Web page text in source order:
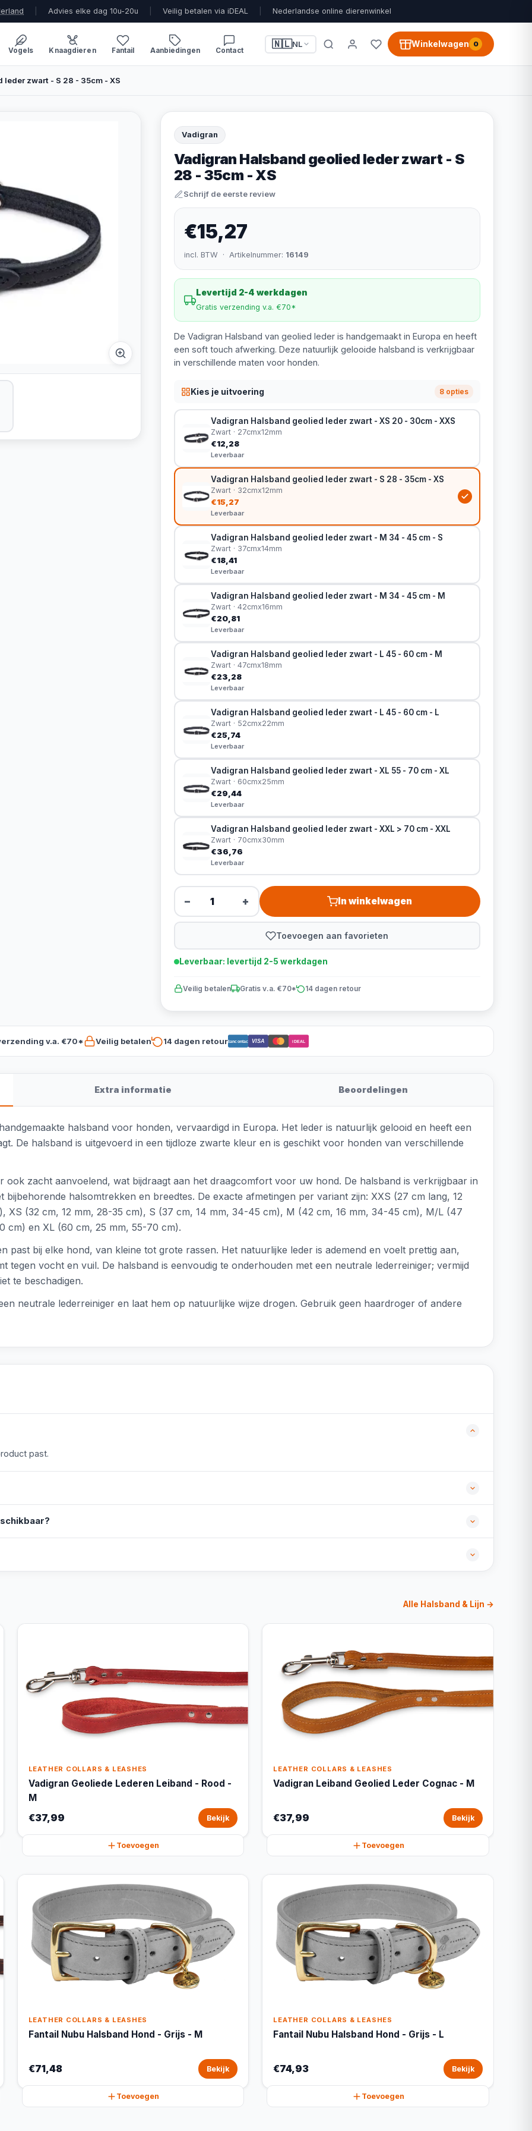
Advies elke dag 10u-20u Veilig betalen via iDEAL Nederlandse online dierenwinkel
Vogels Knaagdieren Fantail Aanbiedingen Contact
🇳🇱NL Winkelwagen 0
zwart - S 28 - 35cm - XS
Vadigran
Vadigran Halsband geolied leder zwart - S
28 - 35cm - XS
Schrijf de eerste review
€15,27
incl. BTW · Artikelnummer: 16149
Levertijd 2-4 werkdagen
Gratis verzending v.a. €70*
De Vadigran Halsband van geolied leder is handgemaakt in Europa en heeft
een soft touch afwerking. Deze natuurlijk gelooide halsband is verkrijgbaar
in verschillende maten voor honden.
Kies je uitvoering 8 opties
Vadigran Halsband geolied leder zwart - XS 20 - 30cm - XXS
Zwart · 27cmx12mm
€12,28
Leverbaar
Vadigran Halsband geolied leder zwart - S 28 - 35cm - XS
Zwart · 32cmx12mm
€15,27
Leverbaar
Vadigran Halsband geolied leder zwart - M 34 - 45 cm - S
Zwart · 37cmx14mm
€18,41
Leverbaar
Vadigran Halsband geolied leder zwart - M 34 - 45 cm - M
Zwart · 42cmx16mm
€20,81
Leverbaar
Vadigran Halsband geolied leder zwart - L 45 - 60 cm - M
Zwart · 47cmx18mm
€23,28
Leverbaar
Vadigran Halsband geolied leder zwart - L 45 - 60 cm - L
Zwart · 52cmx22mm
€25,74
Leverbaar
Vadigran Halsband geolied leder zwart - XL 55 - 70 cm - XL
Zwart · 60cmx25mm
€29,44
Leverbaar
Vadigran Halsband geolied leder zwart - XXL > 70 cm - XXL
Zwart · 70cmx30mm
€36,76
Leverbaar
− + In winkelwagen
Toevoegen aan favorieten
Leverbaar: levertijd 2-5 werkdagen
Veilig betalen Gratis v.a. €70* 14 dagen retour
v.a. €70* Veilig betalen 14 dagen retourBancontact VISA iDEAL
Extra informatie Beoordelingen
halsband voor honden, vervaardigd in Europa. Het leder is natuurlijk gelooid en heeft een
De halsband is uitgevoerd in een tijdloze zwarte kleur en is geschikt voor honden van verschillende
ook zacht aanvoelend, wat bijdraagt aan het draagcomfort voor uw hond. De halsband is verkrijgbaar in
halsomtrekken en breedtes. De exacte afmetingen per variant zijn: XXS (27 cm lang, 12
XS (32 cm, 12 mm, 28-35 cm), S (37 cm, 14 mm, 34-45 cm), M (42 cm, 16 mm, 34-45 cm), M/L (47
cm) en XL (60 cm, 25 mm, 55-70 cm).
past bij elke hond, van kleine tot grote rassen. Het natuurlijke leder is ademend en voelt prettig aan,
tegen vocht en vuil. De halsband is eenvoudig te onderhouden met een neutrale lederreiniger; vermijd
te beschadigen.
neutrale lederreiniger en laat hem op natuurlijke wijze drogen. Gebruik geen haardroger of andere
past.
Alle Halsband & Lijn →
LEATHER COLLARS & LEASHES
Vadigran Geoliede Lederen Leiband - Rood -
M
€37,99 Bekijk
Toevoegen
LEATHER COLLARS & LEASHES
Vadigran Leiband Geolied Leder Cognac - M
€37,99 Bekijk
Toevoegen
LEATHER COLLARS & LEASHES
Fantail Nubu Halsband Hond - Grijs - M
€71,48 Bekijk
Toevoegen
LEATHER COLLARS & LEASHES
Fantail Nubu Halsband Hond - Grijs - L
€74,93 Bekijk
Toevoegen